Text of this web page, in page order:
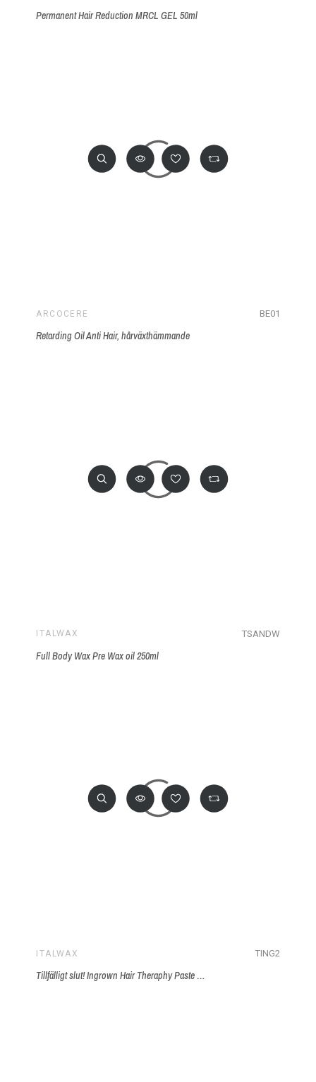
Permanent Hair Reduction MRCL GEL 50ml
ARCOCERE BE01
Retarding Oil Anti Hair, hårväxthämmande
ITALWAX TSANDW
Full Body Wax Pre Wax oil 250ml
ITALWAX TING2
Tillfälligt slut! Ingrown Hair Theraphy Paste 30ml